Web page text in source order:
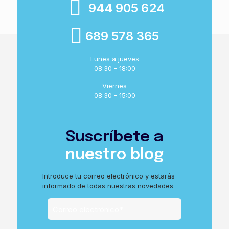
944 905 624
689 578 365
Lunes a jueves
08:30 - 18:00
Viernes
08:30 - 15:00
Suscríbete a
nuestro blog
Introduce tu correo electrónico y estarás
informado de todas nuestras novedades